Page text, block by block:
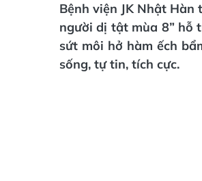
Bệnh viện JK Nhật
người dị tật mùa 8” hỗ
sứt môi hở hàm ếch
sống, tự tin, tích cực.